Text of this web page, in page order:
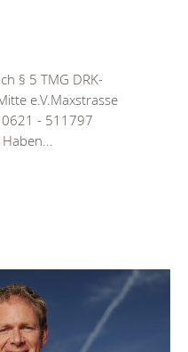
§ 5 TMG DRK-
e.V.Maxstrasse
- 511797